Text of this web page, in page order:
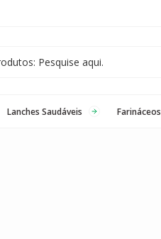
Lanches Saudáveis Farináceos